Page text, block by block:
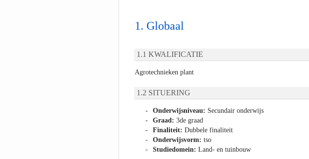
Globaal
KWALIFICATIE
Agrotechnieken plant
SITUERING
Onderwijsniveau: Secundair onderwijs
Graad: 3de graad
Finaliteit: Dubbele finaliteit
Onderwijsvorm: tso
Studiedomein: Land- en tuinbouw